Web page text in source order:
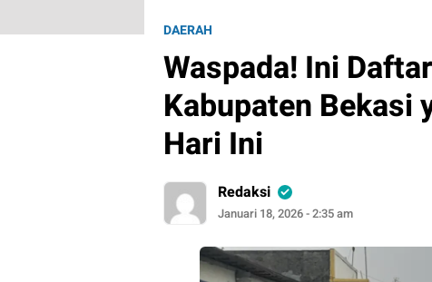
DAERAH
Waspada! Ini
Kabupaten Bekasi
Hari Ini
Redaksi
Januari 18, 2026 - 2:35 am